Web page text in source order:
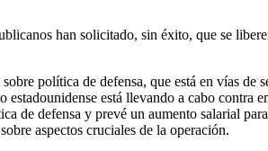
han solicitado, sin éxito, que se
política de defensa, que está en vías de
estadounidense está llevando a cabo contra
de defensa y prevé un aumento salarial
aspectos cruciales de la operación.